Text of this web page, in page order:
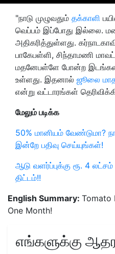
"நாடு முழுவதும் தக்காளி
வெப்பம் இப்போது இல்லை.
அதிகரித்துள்ளது.
பாகேபள்ளி, சிந்தாமணி
மதனேபள்ளே போன்ற
உள்ளது. இதனால் ஜூலை
என்று வட்டாரங்கள்
மேலும் படிக்க
50% மானியம் வேண்டுமா?
இன்றே பதிவு செய்யுங்கள்!
ஆடு வளர்ப்புக்கு ரூ. 4
திட்டம்!!
English Summary: Tomato
One Month!
எங்களுக்கு